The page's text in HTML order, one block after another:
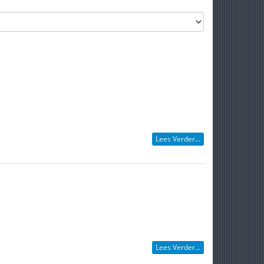
Lees Verder...
Lees Verder...